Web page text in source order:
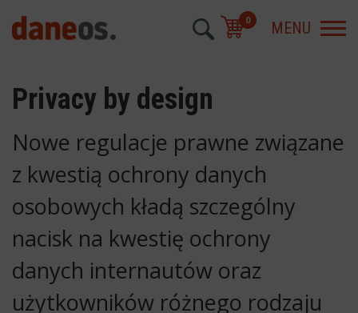
MENU
0
Privacy by design
Nowe regulacje prawne związane
z kwestią ochrony danych
osobowych kładą szczególny
nacisk na kwestię ochrony
danych internautów oraz
użytkowników różnego rodzaju